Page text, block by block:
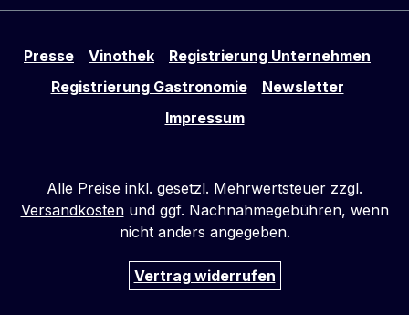
Presse Vinothek
Registrierung Unternehmen
Registrierung Gastronomie
Newsletter
Impressum
Alle Preise inkl. gesetzl. Mehrwertsteuer zzgl.
Versandkostenund ggf. Nachnahmegebühren, wenn
nicht anders angegeben.
Vertrag widerrufen